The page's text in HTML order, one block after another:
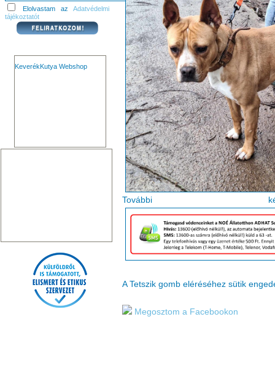
Elolvastam az Adatvédelmi
tájékoztatót
KeverékKutya Webshop
A Tetszik gomb eléréséhez sütik
Megosztom a Facebookon